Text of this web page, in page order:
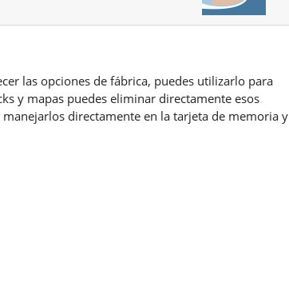
las opciones de fábrica, puedes utilizarlo para
y mapas puedes eliminar directamente esos
directamente en la tarjeta de memoria y